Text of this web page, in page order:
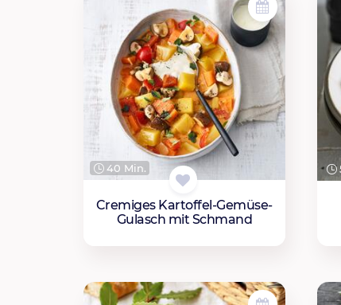
40 Min.
Cremiges Kartoffel-Gemüse-
Gulasch mit Schmand